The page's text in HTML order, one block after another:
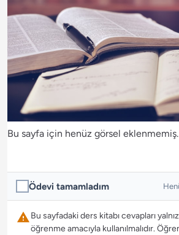
Bu sayfa için henüz görsel eklenmemiş.
Ödevi tamamladım
Bu sayfadaki ders kitabı cevapları
öğrenme amacıyla kullanılmalıdır.